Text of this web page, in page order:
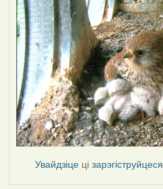
Увайдзіце цізарэгіструйцеся